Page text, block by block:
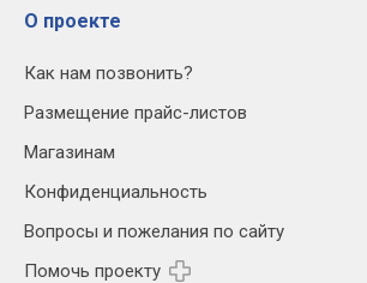
О проекте
Как нам позвонить?
Размещение прайс-листов
Магазинам
Конфиденциальность
Вопросы и пожелания по сайту
Помочь проекту